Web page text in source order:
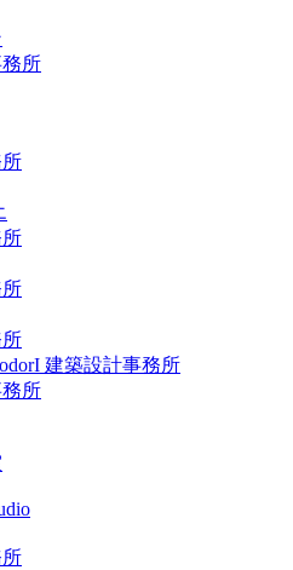
所
建築設計事務所
所